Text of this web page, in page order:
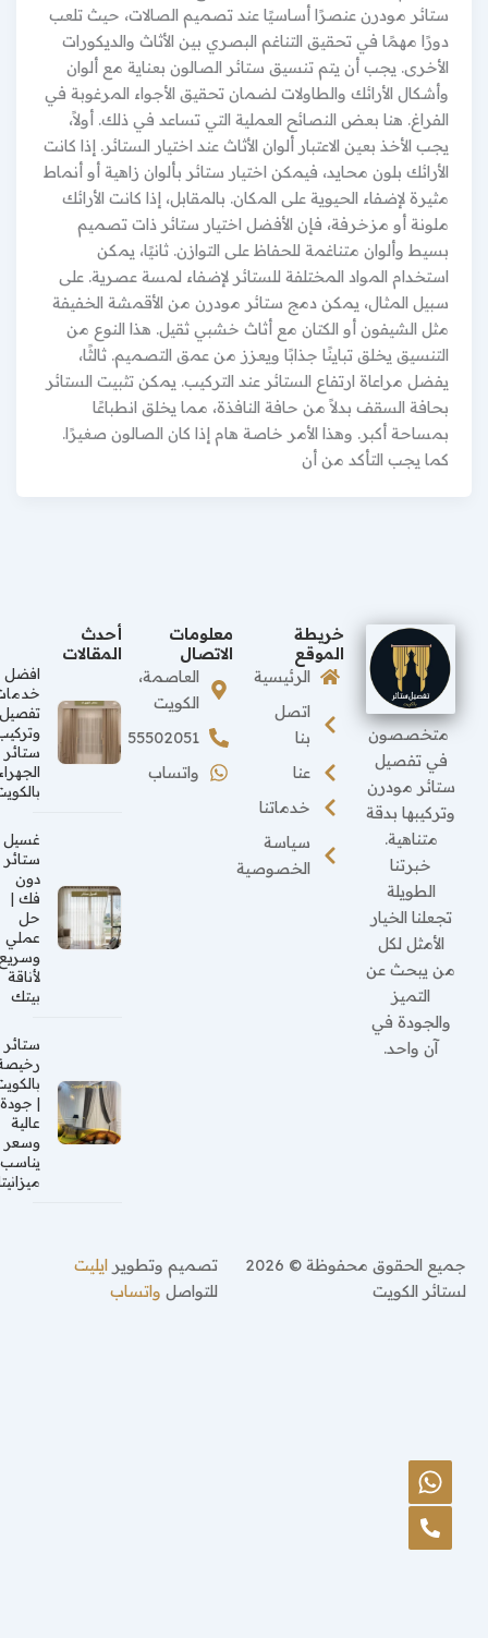
ستائر مودرن عنصرًا أساسيًا عند تصميم الصالات، حيث تلعب
دورًا مهمًا في تحقيق التناغم البصري بين الأثاث والديكورات
الأخرى. يجب أن يتم تنسيق ستائر الصالون بعناية مع ألوان
وأشكال الأرائك والطاولات لضمان تحقيق الأجواء المرغوبة في
الفراغ. هنا بعض النصائح العملية التي تساعد في ذلك. أولاً،
يجب الأخذ بعين الاعتبار ألوان الأثاث عند اختيار الستائر. إذا كانت
الأرائك بلون محايد، فيمكن اختيار ستائر بألوان زاهية أو أنماط
مثيرة لإضفاء الحيوية على المكان. بالمقابل، إذا كانت الأرائك
ملونة أو مزخرفة، فإن الأفضل اختيار ستائر ذات تصميم
بسيط وألوان متناغمة للحفاظ على التوازن. ثانيًا، يمكن
استخدام المواد المختلفة للستائر لإضفاء لمسة عصرية. على
سبيل المثال، يمكن دمج ستائر مودرن من الأقمشة الخفيفة
مثل الشيفون أو الكتان مع أثاث خشبي ثقيل. هذا النوع من
التنسيق يخلق تباينًا جذابًا ويعزز من عمق التصميم. ثالثًا،
يفضل مراعاة ارتفاع الستائر عند التركيب. يمكن تثبيت الستائر
بحافة السقف بدلاً من حافة النافذة، مما يخلق انطباعًا
بمساحة أكبر. وهذا الأمر خاصة هام إذا كان الصالون صغيرًا.
كما يجب التأكد من أن
متخصصون
في تفصيل
ستائر مودرن
وتركيبها بدقة
متناهية.
خبرتنا
الطويلة
تجعلنا الخيار
الأمثل لكل
من يبحث عن
التميز
والجودة في
آن واحد.
خريطة
الموقع
الرئيسية
اتصل
بنا
عنا
خدماتنا
سياسة
الخصوصية
معلومات
الاتصال
العاصمة،
الكويت
55502051
واتساب
أحدث
المقالات
افضل
خدمات
تفصيل
وتركيب
ستائر
الجهراء
بالكويت
غسيل
ستائر
دون
فك |
حل
عملي
وسريع
لأناقة
بيتك
ستائر
رخيصة
بالكويت
| جودة
عالية
وسعر
يناسب
ميزانيتك
جميع الحقوق محفوظة © 2026
لستائر الكويت
تصميم وتطويرايليت
للتواصلواتساب